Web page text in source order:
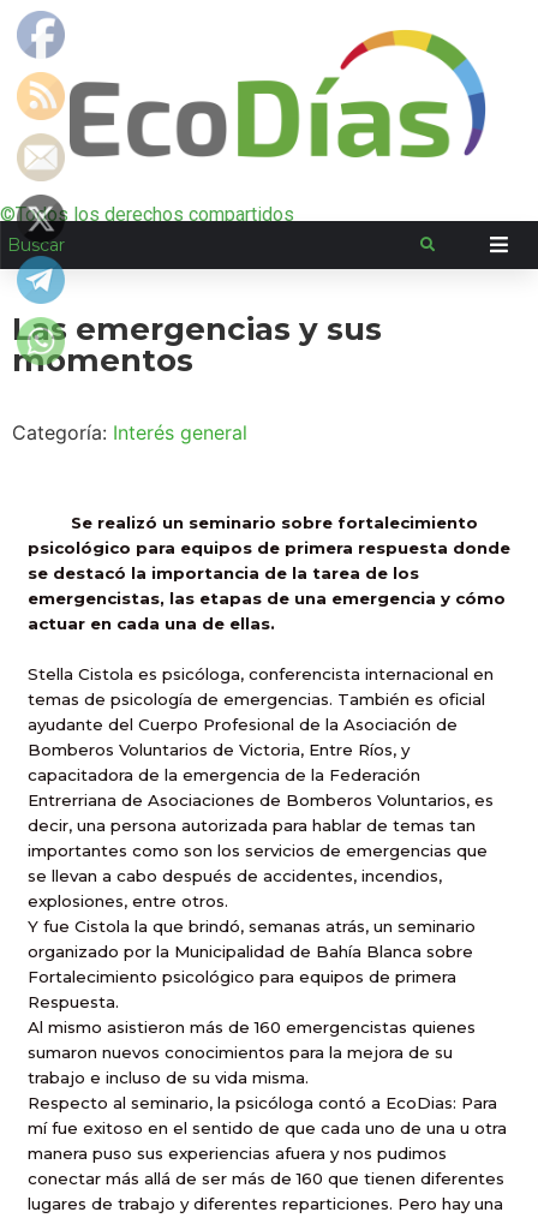
©Todos los derechos compartidos
Las emergencias y sus
momentos
Categoría: Interés general
Se realizó un seminario sobre fortalecimiento
psicológico para equipos de primera respuesta donde
se destacó la importancia de la tarea de los
emergencistas, las etapas de una emergencia y cómo
actuar en cada una de ellas.
Stella Cistola es psicóloga, conferencista internacional en
temas de psicología de emergencias. También es oficial
ayudante del Cuerpo Profesional de la Asociación de
Bomberos Voluntarios de Victoria, Entre Ríos, y
capacitadora de la emergencia de la Federación
Entrerriana de Asociaciones de Bomberos Voluntarios, es
decir, una persona autorizada para hablar de temas tan
importantes como son los servicios de emergencias que
se llevan a cabo después de accidentes, incendios,
explosiones, entre otros.
Y fue Cistola la que brindó, semanas atrás, un seminario
organizado por la Municipalidad de Bahía Blanca sobre
Fortalecimiento psicológico para equipos de primera
Respuesta.
Al mismo asistieron más de 160 emergencistas quienes
sumaron nuevos conocimientos para la mejora de su
trabajo e incluso de su vida misma.
Respecto al seminario, la psicóloga contó a EcoDias: Para
mí fue exitoso en el sentido de que cada uno de una u otra
manera puso sus experiencias afuera y nos pudimos
conectar más allá de ser más de 160 que tienen diferentes
lugares de trabajo y diferentes reparticiones. Pero hay una